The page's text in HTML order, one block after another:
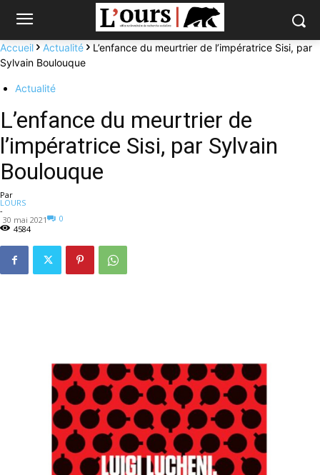
Accueil Actualité
L’enfance du meurtrier de l’impératrice Sisi, par
Sylvain Boulouque
Actualité
L’enfance du meurtrier de
l’impératrice Sisi, par Sylvain
Boulouque
Par
LOURS
-
30 mai 2021
0
4584